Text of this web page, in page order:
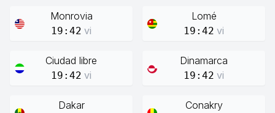
Monrovia
19:42 vi
Lomé
19:42 vi
Ciudad libre
19:42 vi
Dinamarca
19:42 vi
Dakar Conakry